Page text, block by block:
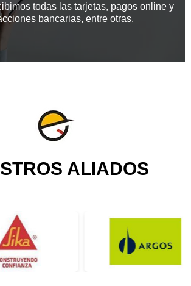
todas las tarjetas, pagos online y
bancarias, entre otras.
ALIADOS